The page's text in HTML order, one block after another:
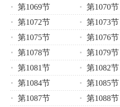
第1069节
第1070节
第1072节
第1073节
第1075节
第1076节
第1078节
第1079节
第1081节
第1082节
第1084节
第1085节
第1087节
第1088节